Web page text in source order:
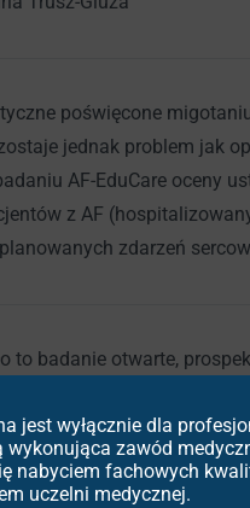
poświęcone
jednak problem jak
AF-EduCare oceny
z AF
zdarzeń
to badanie otwarte,
z randomizacją 345
do tzw. standardowego
istotnych dla
lub wizyty
jest wyłącznie dla
wykonująca zawód
nabyciem fachowych
uczelni medycznej.